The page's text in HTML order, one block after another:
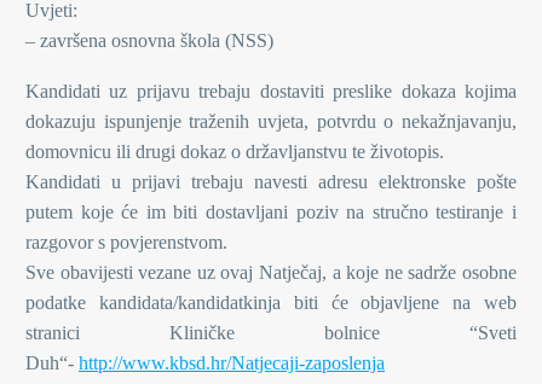
Uvjeti:
– završena osnovna škola (NSS)
Kandidati uz prijavu trebaju dostaviti preslike dokaza kojima
dokazuju ispunjenje traženih uvjeta, potvrdu o nekažnjavanju,
domovnicu ili drugi dokaz o državljanstvu te životopis.
Kandidati u prijavi trebaju navesti adresu elektronske pošte
putem koje će im biti dostavljani poziv na stručno testiranje i
razgovor s povjerenstvom.
Sve obavijesti vezane uz ovaj Natječaj, a koje ne sadrže osobne
podatke kandidata/kandidatkinja biti će objavljene na web
stranici Kliničke bolnice “Sveti
Duh“- http://www.kbsd.hr/Natjecaji-zaposlenja